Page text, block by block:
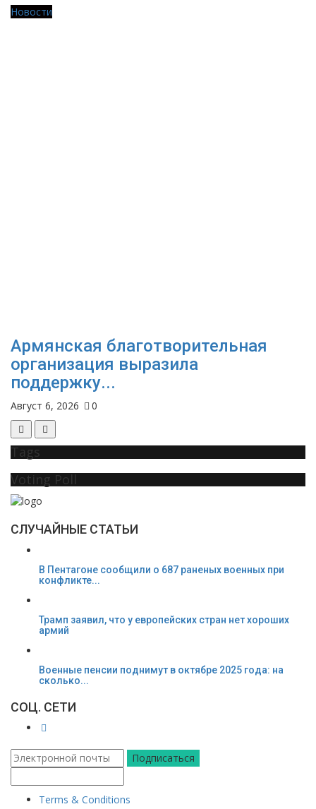
Новости
Армянская благотворительная
организация выразила
поддержку...
Август 6, 2026 0
Tags
Voting Poll
СЛУЧАЙНЫЕ СТАТЬИ
В Пентагоне сообщили о 687 раненых военных при
конфликте...
Трамп заявил, что у европейских стран нет хороших
армий
Военные пенсии поднимут в октябре 2025 года: на
сколько...
СОЦ. СЕТИ
Подписаться
Terms & Conditions